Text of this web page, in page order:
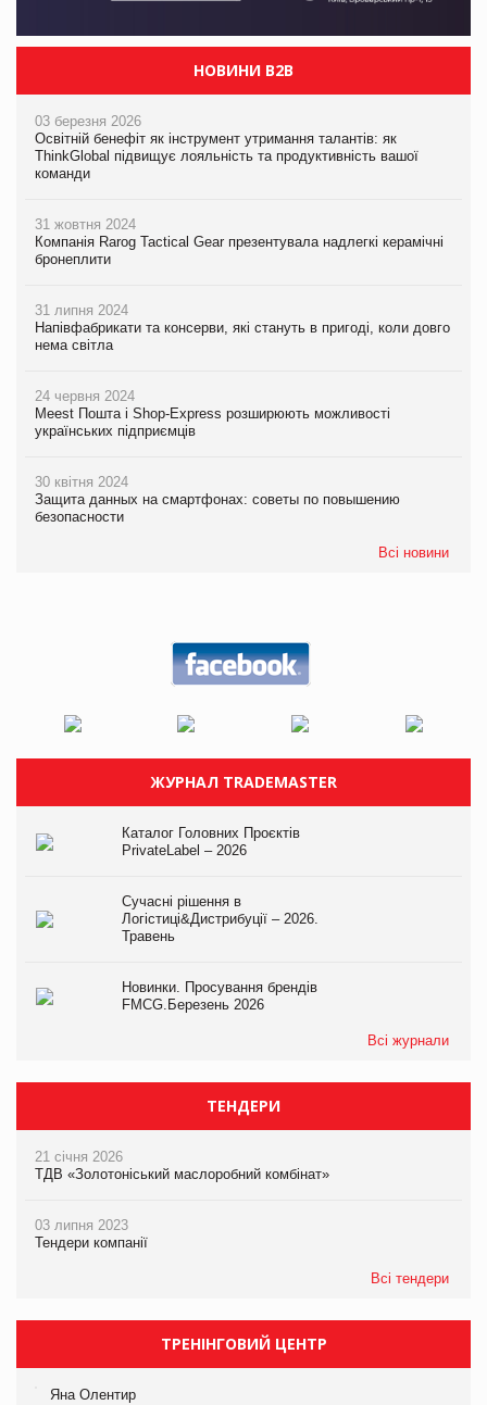
НОВИНИ B2B
03 березня 2026
Освітній бенефіт як інструмент утримання талантів: як
ThinkGlobal підвищує лояльність та продуктивність вашої
команди
31 жовтня 2024
Компанія Rarog Tactical Gear презентувала надлегкі керамічні
бронеплити
31 липня 2024
Напівфабрикати та консерви, які стануть в пригоді, коли довго
нема світла
24 червня 2024
Meest Пошта і Shop-Express розширюють можливості
українських підприємців
30 квітня 2024
Защита данных на смартфонах: советы по повышению
безопасности
Всі новини
ЖУРНАЛ TRADEMASTER
Каталог Головних Проєктів
PrivateLabel – 2026
Сучасні рішення в
Логістиці&Дистрибуції – 2026.
Травень
Новинки. Просування брендів
FMCG.Березень 2026
Всі журнали
ТЕНДЕРИ
21 січня 2026
ТДВ «Золотоніський маслоробний комбінат»
03 липня 2023
Тендери компанії
Всі тендери
ТРЕНІНГОВИЙ ЦЕНТР
Яна Олентир